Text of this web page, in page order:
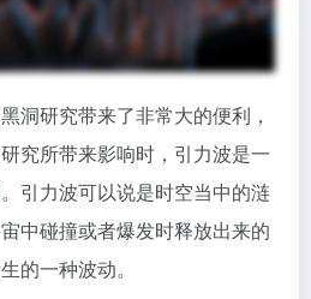
研究带来了非常大的便利，
究所带来影响时，引力波是一
引力波可以说是时空当中的涟
中碰撞或者爆发时释放出来的
的一种波动。